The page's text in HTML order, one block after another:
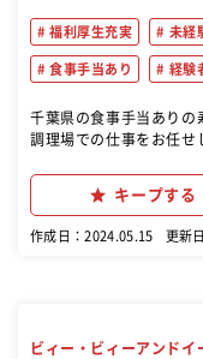
福利厚生充実 未経
食事手当あり 経験
千葉県の食事手当ありの寿司
調理場での仕事をお任せ
司職人」のポジションが
らお任せします。経験
キープする
作成日：2024.05.15 更新
ビィー・ビィーアンドイ